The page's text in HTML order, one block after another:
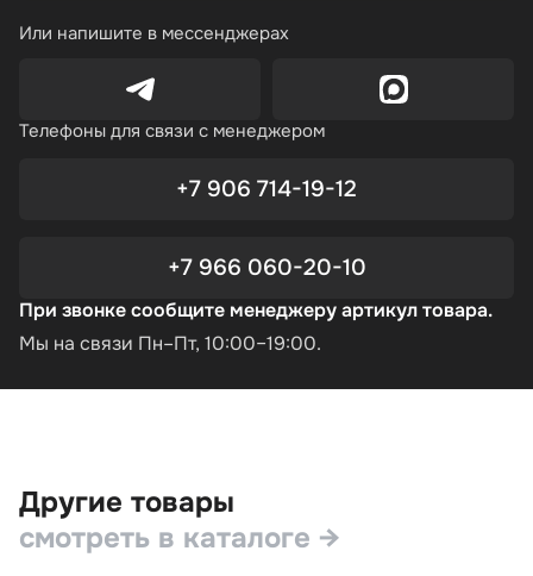
Или напишите в мессенджерах
Телефоны для связи с менеджером
+7 906 714-19-12
+7 966 060-20-10
При звонке сообщите менеджеру артикул товара.
Мы на связи Пн–Пт, 10:00–19:00.
Другие товары
смотреть в каталоге →